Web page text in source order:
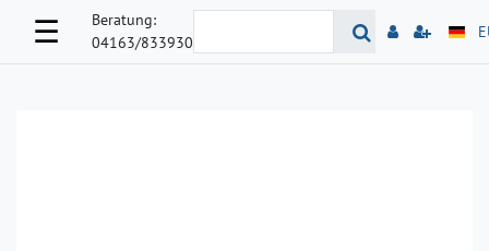
☰
Beratung:
04163/833930